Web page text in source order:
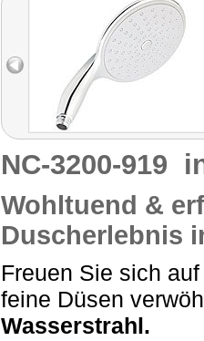
NC-3200-919
Wohltuend &
Duscherlebnis
Freuen Sie sich
feine Düsen
Wasserstrahl.